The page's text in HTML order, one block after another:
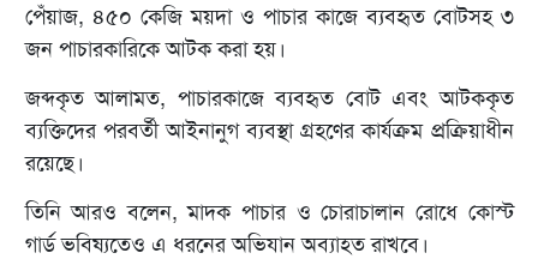
পেঁয়াজ, ৪৫০ কেজি ময়দা ও পাচার কাজে ব্যবহৃত বোটসহ ৩
জন পাচারকারিকে আটক করা হয়।
জব্দকৃত আলামত, পাচারকাজে ব্যবহৃত বোট এবং আটককৃত
ব্যক্তিদের পরবর্তী আইনানুগ ব্যবস্থা গ্রহণের কার্যক্রম প্রক্রিয়াধীন
রয়েছে।
তিনি আরও বলেন, মাদক পাচার ও চোরাচালান রোধে কোস্ট
গার্ড ভবিষ্যতেও এ ধরনের অভিযান অব্যাহত রাখবে।